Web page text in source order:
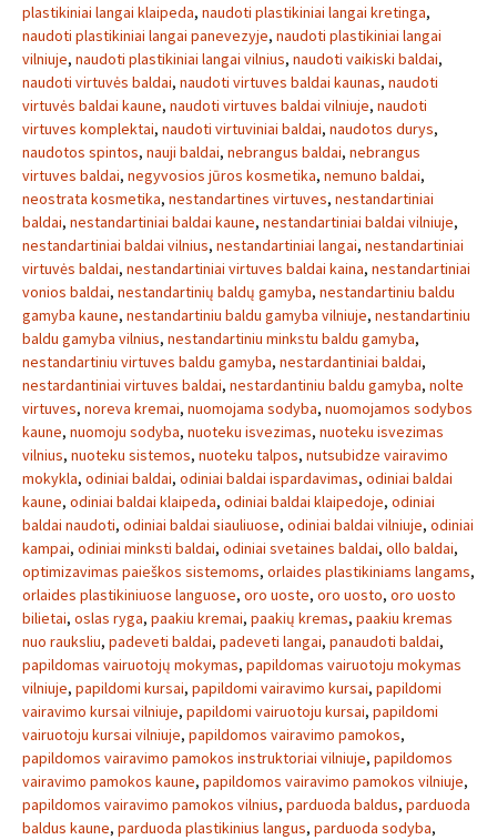
plastikiniai langai klaipeda, naudoti plastikiniai langai kretinga,
naudoti plastikiniai langai panevezyje, naudoti plastikiniai langai
vilniuje, naudoti plastikiniai langai vilnius, naudoti vaikiski baldai,
naudoti virtuvės baldai, naudoti virtuves baldai kaunas, naudoti
virtuvės baldai kaune, naudoti virtuves baldai vilniuje, naudoti
virtuves komplektai, naudoti virtuviniai baldai, naudotos durys,
naudotos spintos, nauji baldai, nebrangus baldai, nebrangus
virtuves baldai, negyvosios jūros kosmetika, nemuno baldai,
neostrata kosmetika, nestandartines virtuves, nestandartiniai
baldai, nestandartiniai baldai kaune, nestandartiniai baldai vilniuje,
nestandartiniai baldai vilnius, nestandartiniai langai, nestandartiniai
virtuvės baldai, nestandartiniai virtuves baldai kaina, nestandartiniai
vonios baldai, nestandartinių baldų gamyba, nestandartiniu baldu
gamyba kaune, nestandartiniu baldu gamyba vilniuje, nestandartiniu
baldu gamyba vilnius, nestandartiniu minkstu baldu gamyba,
nestandartiniu virtuves baldu gamyba, nestardantiniai baldai,
nestardantiniai virtuves baldai, nestardantiniu baldu gamyba, nolte
virtuves, noreva kremai, nuomojama sodyba, nuomojamos sodybos
kaune, nuomoju sodyba, nuoteku isvezimas, nuoteku isvezimas
vilnius, nuoteku sistemos, nuoteku talpos, nutsubidze vairavimo
mokykla, odiniai baldai, odiniai baldai ispardavimas, odiniai baldai
kaune, odiniai baldai klaipeda, odiniai baldai klaipedoje, odiniai
baldai naudoti, odiniai baldai siauliuose, odiniai baldai vilniuje, odiniai
kampai, odiniai minksti baldai, odiniai svetaines baldai, ollo baldai,
optimizavimas paieškos sistemoms, orlaides plastikiniams langams,
orlaides plastikiniuose languose, oro uoste, oro uosto, oro uosto
bilietai, oslas ryga, paakiu kremai, paakių kremas, paakiu kremas
nuo rauksliu, padeveti baldai, padeveti langai, panaudoti baldai,
papildomas vairuotojų mokymas, papildomas vairuotoju mokymas
vilniuje, papildomi kursai, papildomi vairavimo kursai, papildomi
vairavimo kursai vilniuje, papildomi vairuotoju kursai, papildomi
vairuotoju kursai vilniuje, papildomos vairavimo pamokos,
papildomos vairavimo pamokos instruktoriai vilniuje, papildomos
vairavimo pamokos kaune, papildomos vairavimo pamokos vilniuje,
papildomos vairavimo pamokos vilnius, parduoda baldus, parduoda
baldus kaune, parduoda plastikinius langus, parduoda sodyba,